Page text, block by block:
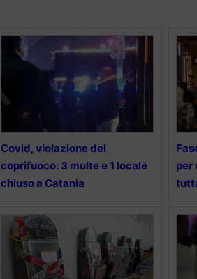
Covid, violazione del
coprifuoco: 3 multe e 1 locale
chiuso a Catania
per